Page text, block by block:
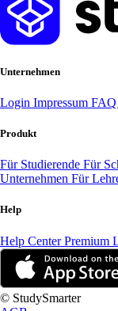
Unternehmen
Login Impressum FAQ
Produkt
Für Studierende Für
Unternehmen Für
Help
Help CenterPremium
© StudySmarter